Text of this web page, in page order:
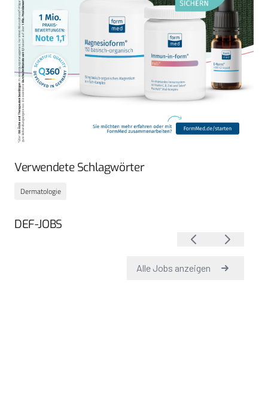
Verwendete Schlagwörter
Dermatologie
DEF-JOBS